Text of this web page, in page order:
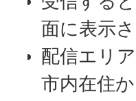
面に表示さ
配信エリ
市内在住